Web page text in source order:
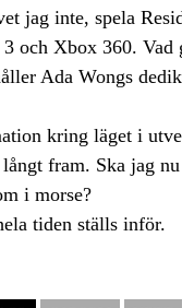
jag inte, spela
och Xbox 360.
Ada Wongs
kring läget i
fram. Ska jag
i morse?
tiden ställs inför.